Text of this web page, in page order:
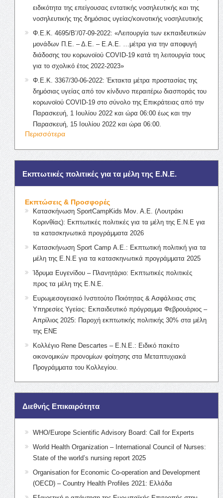
ειδικότητα της επείγουσας εντατικής νοσηλευτικής και της
νοσηλευτικής της δημόσιας υγείας/κοινοτικής νοσηλευτικής
Φ.Ε.Κ. 4695/Β’/07-09-2022: «Λειτουργία των εκπαιδευτικών
μονάδων Π.Ε. – Δ.Ε. – Ε.Α.Ε. …μέτρα για την αποφυγή
διάδοσης του κορωνοϊού COVID-19 κατά τη λειτουργία τους
για το σχολικό έτος 2022-2023»
Φ.Ε.Κ. 3367/30-06-2022: Έκτακτα μέτρα προστασίας της
δημόσιας υγείας από τον κίνδυνο περαιτέρω διασποράς του
κορωνοϊού COVID-19 στο σύνολο της Επικράτειας από την
Παρασκευή, 1 Ιουλίου 2022 και ώρα 06:00 έως και την
Παρασκευή, 15 Ιουλίου 2022 και ώρα 06:00.
Περισσότερα
Εκπτωτικές πολιτικές για τα μέλη της Ε.Ν.Ε.
Εκπτώσεις & Προσφορές
Κατασκήνωση SportCampKids Μον. Α.Ε. (Λουτράκι
Κορινθίας): Εκπτωτικές πολιτικές για τα μέλη της Ε.Ν.Ε για
τα κατασκηνωτικά προγράμματα 2026
Κατασκήνωση Sport Camp Α.Ε.: Εκπτωτική πολιτική για τα
μέλη της Ε.Ν.Ε για τα κατασκηνωτικά προγράμματα 2025
Ίδρυμα Ευγενίδου – Πλανητάριο: Εκπτωτικές πολιτικές
προς τα μέλη της Ε.Ν.Ε.
Ευρωμεσογειακό Ινστιτούτο Ποιότητας & Ασφάλειας στις
Υπηρεσίες Υγείας: Εκπαιδευτικό πρόγραμμα Φεβρουάριος –
Απρίλιος 2025: Παροχή εκπτωτικής πολιτικής 30% στα μέλη
της ΕΝΕ
Κολλέγιο Rene Descartes – Ε.Ν.Ε.: Ειδικό πακέτο
οικονομικών προνομίων φοίτησης στα Μεταπτυχιακά
Προγράμματα του Κολλεγίου.
Διεθνής Επικαιρότητα
WHO/Europe Scientific Advisory Board: Call for Experts
World Health Organization – International Council of Nurses:
State of the world’s nursing report 2025
Organisation for Economic Co-operation and Development
(OECD) – Country Health Profiles 2021: Ελλάδα